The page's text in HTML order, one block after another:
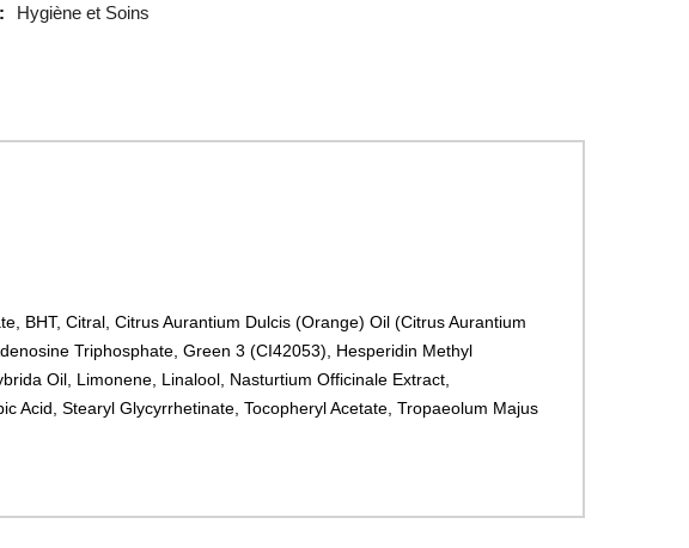
Hygiène et Soins
BHT, Citral, Citrus Aurantium Dulcis (Orange) Oil (Citrus Aurantium
Triphosphate, Green 3 (CI42053), Hesperidin Methyl
Oil, Limonene, Linalool, Nasturtium Officinale Extract,
Acid, Stearyl Glycyrrhetinate, Tocopheryl Acetate, Tropaeolum Majus